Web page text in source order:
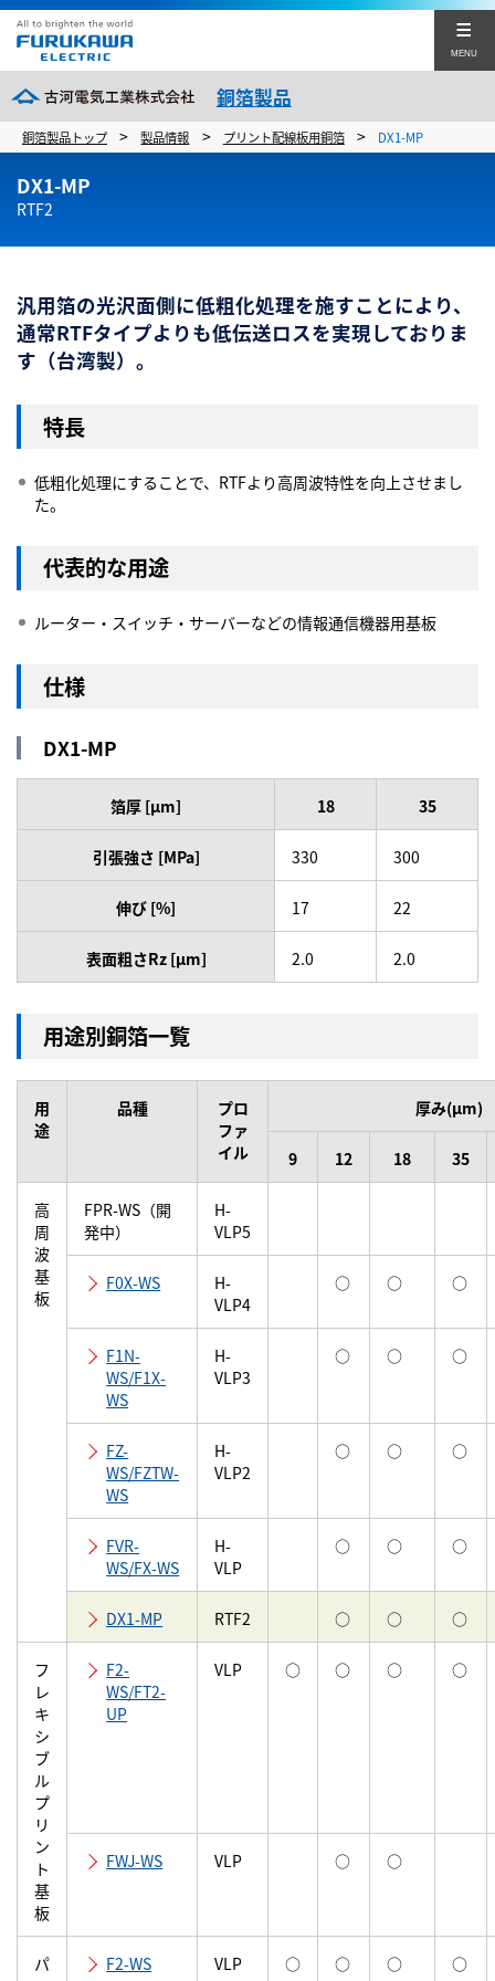
MENU
銅箔製品
製品情報
製品情報トップ
事業所・営業拠点
事業所・営業拠点English
中文(簡体)
銅箔製品のお問い合わせ
銅箔製品トップ > 製品情報 > プリント配線板用銅箔 > DX1-MP
DX1-MP
RTF2
汎用箔の光沢面側に低粗化処理を施すことにより、
通常RTFタイプよりも低伝送ロスを実現しておりま
す（台湾製）。
特長
低粗化処理にすることで、RTFより高周波特性を向上させまし
た。
代表的な用途
ルーター・スイッチ・サーバーなどの情報通信機器用基板
仕様
DX1-MP
箔厚 [µm] 18 35
引張強さ [MPa] 330 300
伸び [%] 17 22
表面粗さRz [μm] 2.0 2.0
用途別銅箔一覧
用
途
品種
プロ
ファ
イル
厚み(μm)
9 12 18 35
高
周
波
基
板
FPR-WS（開
発中）
H-
VLP5
F0X-WS
H-
VLP4
○ ○ ○
F1N-
WS/F1X-
WS
H-
VLP3
○ ○ ○
FZ-
WS/FZTW-
WS
H-
VLP2
○ ○ ○
FVR-
WS/FX-WS
H-
VLP
○ ○ ○
DX1-MP RTF2 ○ ○ ○
フ
レ
キ
シ
ブ
ル
プ
リ
ン
ト
基
板
F2-
WS/FT2-
UP
VLP ○ ○ ○ ○
FWJ-WS VLP ○ ○
パ
F2-WS VLP ○ ○ ○ ○